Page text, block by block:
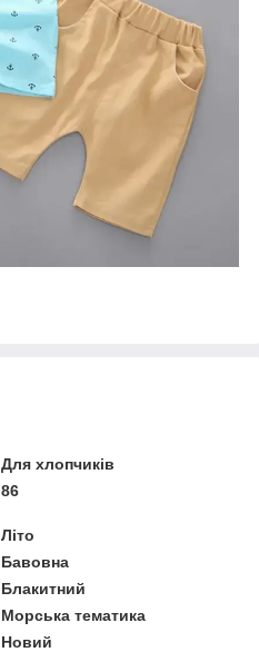
Для хлопчиків
86
Літо
Бавовна
Блакитний
Морська тематика
Новий